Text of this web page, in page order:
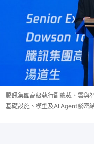
騰訊集團高級執行副總裁、雲與
基礎設施、模型及AI Agent緊密